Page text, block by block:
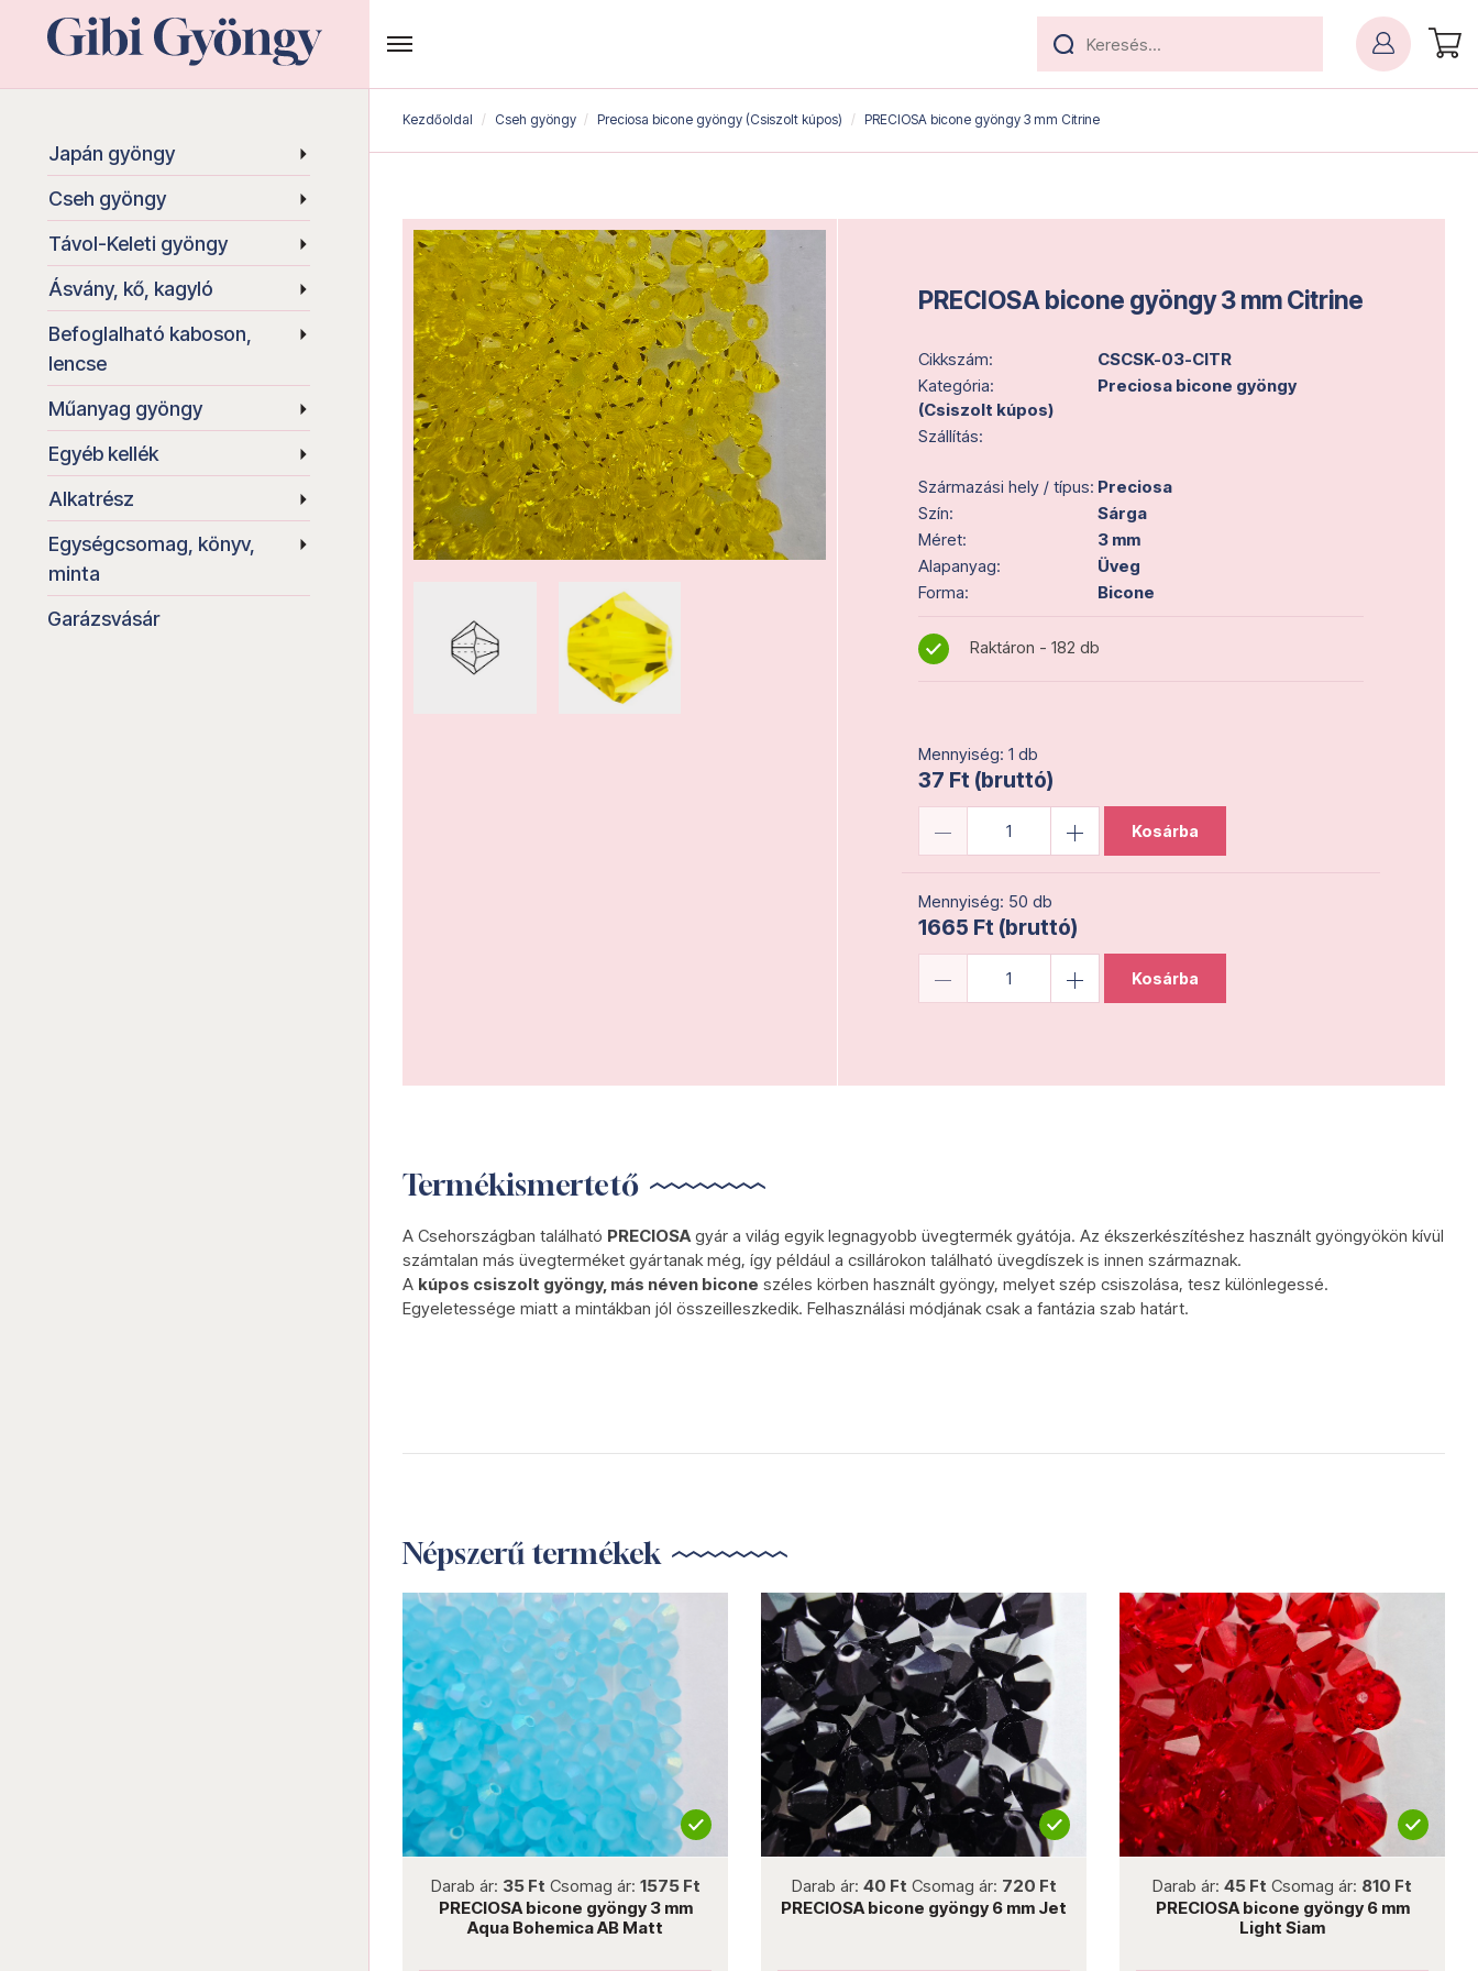
Japán gyöngy
Cseh gyöngy
Távol-Keleti gyöngy
Ásvány, kő, kagyló
Befoglalható kaboson,
lencse
Műanyag gyöngy
Egyéb kellék
Alkatrész
Egységcsomag, könyv,
minta
Garázsvásár
Kezdőoldal Cseh gyöngy Preciosa bicone gyöngy (Csiszolt kúpos) PRECIOSA bicone gyöngy 3 mm Citrine
PRECIOSA bicone gyöngy 3 mm Citrine
Cikkszám:
CSCSK-03-CITR
Kategória:
Preciosa bicone gyöngy
(Csiszolt kúpos)
Szállítás:
Származási hely / típus: Preciosa
Szín:
Sárga
Méret:
3 mm
Alapanyag:
Üveg
Forma:
Bicone
Raktáron - 182 db
Mennyiség: 1 db
37 Ft (bruttó)
Kosárba
Mennyiség: 50 db
1665 Ft (bruttó)
Kosárba
Termékismertető
A Csehországban található PRECIOSAgyár a világ egyik legnagyobb üvegtermék gyátója. Az ékszerkészítéshez használt gyöngyökön kívül
számtalan más üvegterméket gyártanak még, így például a csillárokon található üvegdíszek is innen származnak.
A kúpos csiszolt gyöngy, más néven bicone széles körben használt gyöngy, melyet szép csiszolása, tesz különlegessé.
Egyeletessége miatt a mintákban jól összeilleszkedik. Felhasználási módjának csak a fantázia szab határt.
Népszerű termékek
Darab ár: 35 Ft Csomag ár: 1575 Ft
PRECIOSA bicone gyöngy 3 mm
Aqua Bohemica AB Matt
Darab ár: 40 Ft Csomag ár: 720 Ft
PRECIOSA bicone gyöngy 6 mm Jet
Darab ár: 45 Ft Csomag ár: 810 Ft
PRECIOSA bicone gyöngy 6 mm
Light Siam